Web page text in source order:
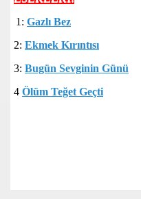
1: Gazlı Bez
2: Ekmek Kırıntısı
3: Bugün Sevginin Günü
4 Ölüm Teğet Geçti